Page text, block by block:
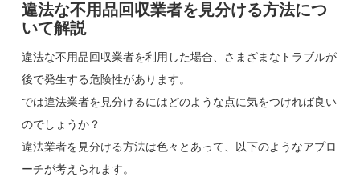
違法な不用品回収業者を見分ける方法につ
いて解説
違法な不用品回収業者を利用した場合、さまざまなトラブルが
後で発生する危険性があります。
では違法業者を見分けるにはどのような点に気をつければ良い
のでしょうか？
違法業者を見分ける方法は色々とあって、以下のようなアプロ
ーチが考えられます。